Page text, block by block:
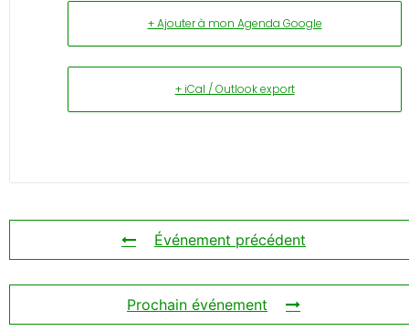
+ Ajouter à mon Agenda Google
+ iCal / Outlook export
Événement précédent
Prochain événement